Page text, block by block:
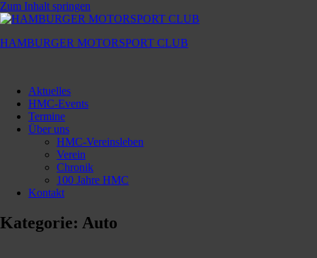
Zum Inhalt springen
HAMBURGER MOTORSPORT CLUB
Motorsport
Club
Aktuelles
HMC-Events
Termine
Über uns
HMC-Vereinsleben
Verein
Chronik
100 Jahre HMC
Kontakt
Kategorie: Auto